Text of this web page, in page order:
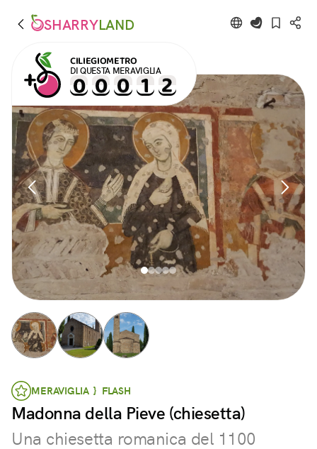
SHARRYLAND
CILIEGIOMETRO
DI QUESTA MERAVIGLIA
MERAVIGLIA } FLASH
Madonna della Pieve (chiesetta)
Una chiesetta romanica del 1100